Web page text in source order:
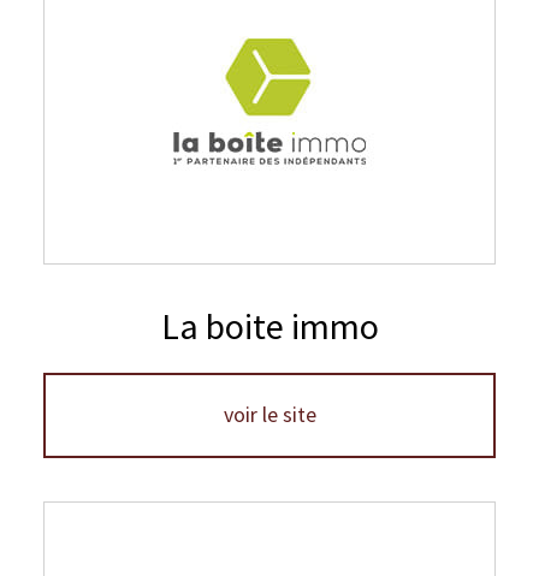
La boite immo
voir le site